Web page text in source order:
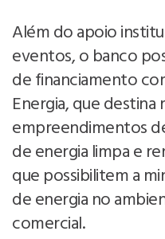
Além do apoio
eventos, o banco
de financiamento
Energia, que destina
empreendimentos
de energia limpa e
que possibilitem a
de energia no
comercial.